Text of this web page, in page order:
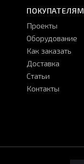
ПОКУПАТЕЛЯМ
Проекты
Оборудование
Как заказать
Доставка
Статьи
Контакты